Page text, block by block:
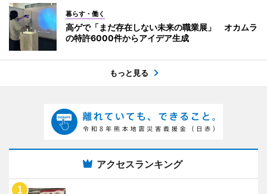
暮らす・働く
高ゲで「まだ存在しない未来の職業展」 オカムラ
の特許6000件からアイデア生成
もっと見る
アクセスランキング